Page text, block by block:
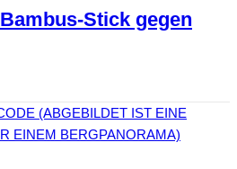
Stick gegen